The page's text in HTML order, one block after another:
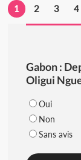
1 2 3 4
Gabon :
Oligui
Oui
Non
Sans avis